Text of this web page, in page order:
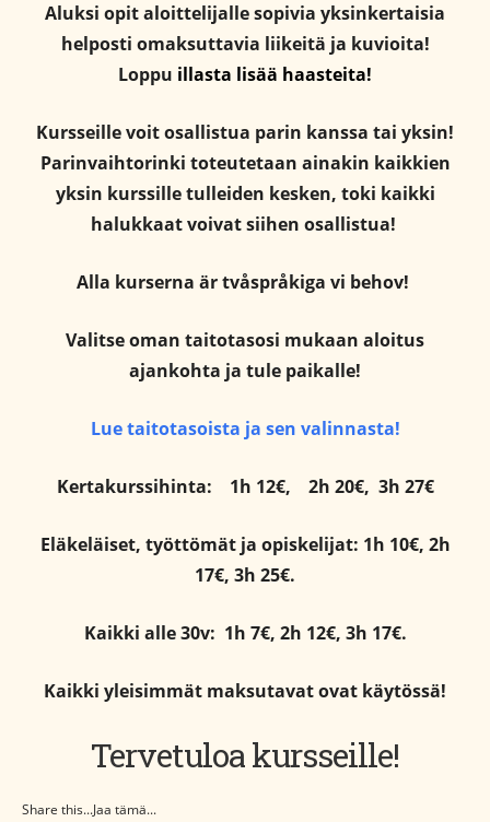
Aluksi opit aloittelijalle sopivia yksinkertaisia
helposti omaksuttavia liikeitä ja kuvioita!
Loppu illasta lisää haasteita!
Kursseille voit osallistua parin kanssa tai yksin!
Parinvaihtorinki toteutetaan ainakin kaikkien
yksin kurssille tulleiden kesken, toki kaikki
halukkaat voivat siihen osallistua!
Alla kurserna är tvåspråkiga vi behov!
Valitse oman taitotasosi mukaan aloitus
ajankohta ja tule paikalle!
Lue taitotasoista ja sen valinnasta!
Kertakurssihinta: 1h 12€, 2h 20€, 3h 27€
Eläkeläiset, työttömät ja opiskelijat: 1h 10€, 2h
17€, 3h 25€.
Kaikki alle 30v: 1h 7€, 2h 12€, 3h 17€.
Kaikki yleisimmät maksutavat ovat käytössä!
Tervetuloa kursseille!
Share this...Jaa tämä...